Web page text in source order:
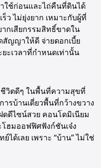
ใช้ก่อนและไถ่คืนที่ดินได้
ว ไม่ยุ่งยาก เหมาะกับผู้ที่
ากเสียกรรมสิทธิ์ขาดใน
สัญญาให้ดี จ่ายดอกเบี้ย
ะเวลาที่กำหนดเท่านั้น
ชีวิตดีๆ ในพื้นที่ความสุขที่
ารบ้านเดี่ยวพื้นที่กว้างขวาง
ดีไซน์สวย คอนโดมิเนียม
โฮมออฟฟิศฟังก์ชันเจ๋ง
ได้เลย เพราะ “บ้าน” ไม่ใช่